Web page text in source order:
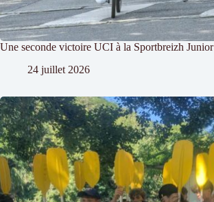
Une seconde victoire UCI à la Sportbreizh Junior
24 juillet 2026